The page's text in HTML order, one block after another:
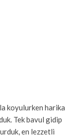
koyulurken harika
Tek bavul gidip
en lezzetli